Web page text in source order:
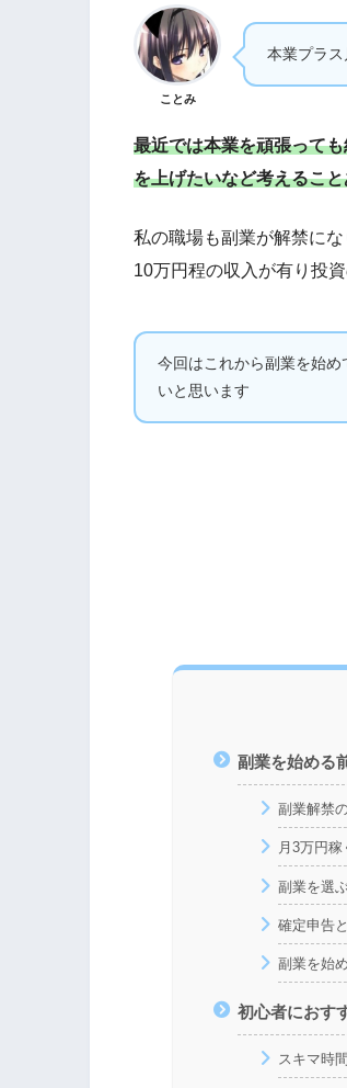
ことみ
本業プラ
最近では本業を頑張って
を上げたいなど考えるこ
私の職場も副業が解禁に
10万円程の収入が有り投
今回はこれから副業を始
いと思います
副業を始める
副業解禁
月3万円
副業を選
確定申告
副業を始
初心者におす
スキマ時